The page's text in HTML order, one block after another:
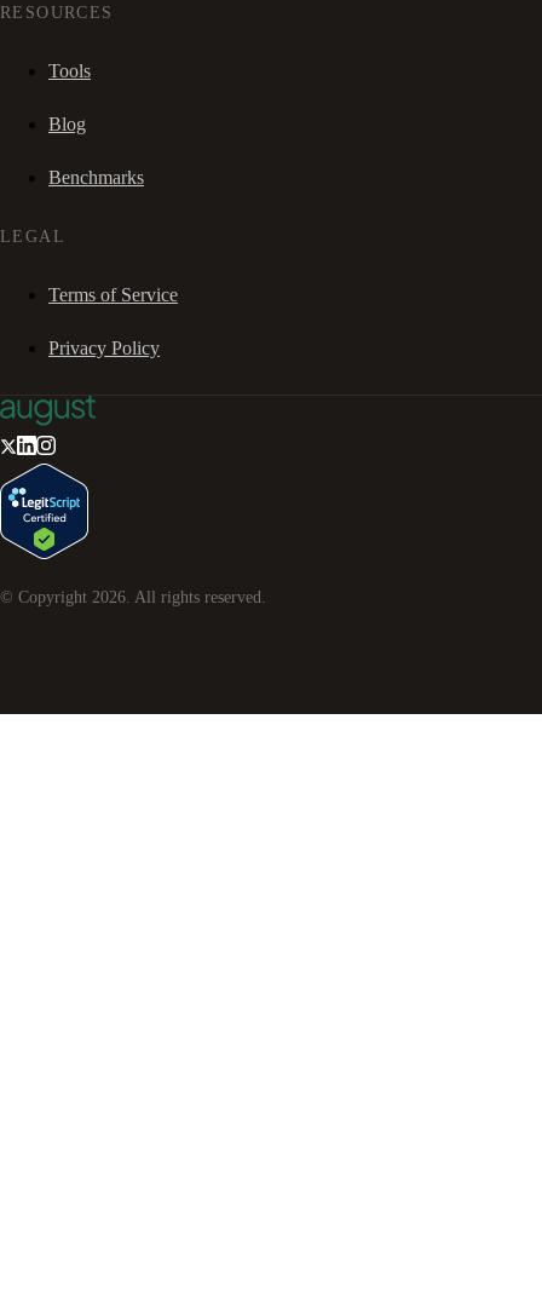
RESOURCES
Tools
Blog
Benchmarks
LEGAL
Terms of Service
Privacy Policy
© Copyright 2026 . All rights reserved.